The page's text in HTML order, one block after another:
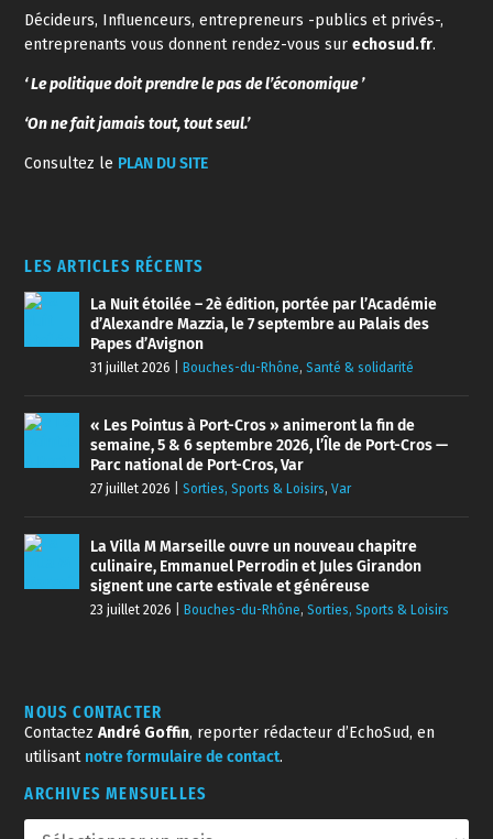
Décideurs, Influenceurs, entrepreneurs -publics et privés-,
entreprenants vous donnent rendez-vous surechosud.fr.
‘ Le politique doit prendre le pas de l’économique ’
‘On ne fait jamais tout, tout seul.’
Consultez le PLAN DU SITE
LES ARTICLES RÉCENTS
La Nuit étoilée – 2è édition, portée par l’Académie
d’Alexandre Mazzia, le 7 septembre au Palais des
Papes d’Avignon
31 juillet 2026 Bouches-du-Rhône,Santé & solidarité
« Les Pointus à Port-Cros » animeront la fin de
semaine, 5 & 6 septembre 2026, l’Île de Port-Cros —
Parc national de Port-Cros, Var
27 juillet 2026 |Sorties, Sports & Loisirs,Var
La Villa M Marseille ouvre un nouveau chapitre
culinaire, Emmanuel Perrodin et Jules Girandon
signent une carte estivale et généreuse
23 juillet 2026 Bouches-du-Rhône,Sorties, Sports & Loisirs
NOUS CONTACTER
ContactezAndré Goffin, reporter rédacteur d’EchoSud, en
utilisant notre formulaire de contact.
ARCHIVES MENSUELLES